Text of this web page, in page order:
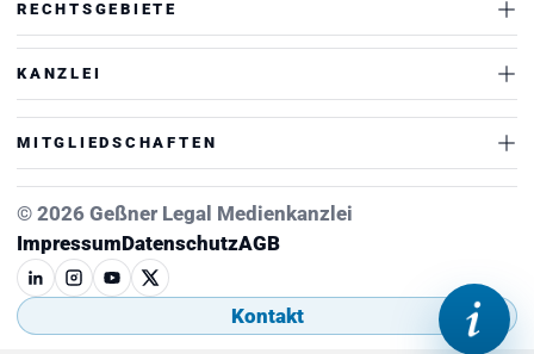
RECHTSGEBIETE
KANZLEI
MITGLIEDSCHAFTEN
© 2026 Geßner Legal Medienkanzlei
ImpressumDatenschutzAGB
Kontakt